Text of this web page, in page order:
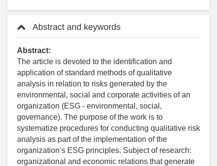
Abstract and keywords
Abstract:
The article is devoted to the identification and
application of standard methods of qualitative
analysis in relation to risks generated by the
environmental, social and corporate activities of an
organization (ESG - environmental, social,
governance). The purpose of the work is to
systematize procedures for conducting qualitative risk
analysis as part of the implementation of the
organization’s ESG principles. Subject of research:
organizational and economic relations that generate